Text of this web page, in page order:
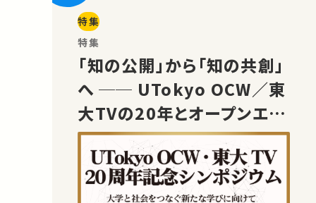
特集
特集
「知の公開」から「知の共創」
へ ── UTokyo OCW／東
大TVの20年とオープンエデ
ュケーションの未来